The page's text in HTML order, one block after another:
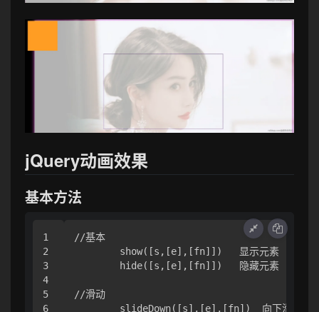
jQuery动画效果
基本方法
1
2
3
4
5
6
//基本
	show(
[s,[e] , [fn] ])   显示元素
	hide(
[s,[e] , [fn] ])   隐藏元素
//滑动
	slideDown(
[s] , [e] , [fn] )  向下滑动